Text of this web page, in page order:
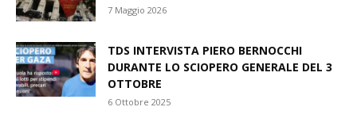
7 Maggio 2026
TDS INTERVISTA PIERO BERNOCCHI
DURANTE LO SCIOPERO GENERALE DEL 3
OTTOBRE
6 Ottobre 2025